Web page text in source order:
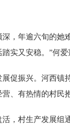
，年逾六旬的她
实又安稳。”何爱
促振兴。河西镇
、有热情的村民
，村生产发展组